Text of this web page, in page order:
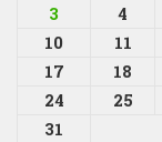
3 4
10
11
17
18
24
25
31